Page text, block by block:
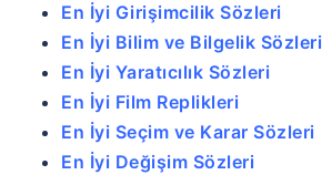
En İyi Girişimcilik Sözleri
En İyi Bilim ve Bilgelik Sözleri
En İyi Yaratıcılık Sözleri
En İyi Film Replikleri
En İyi Seçim ve Karar Sözleri
En İyi Değişim Sözleri